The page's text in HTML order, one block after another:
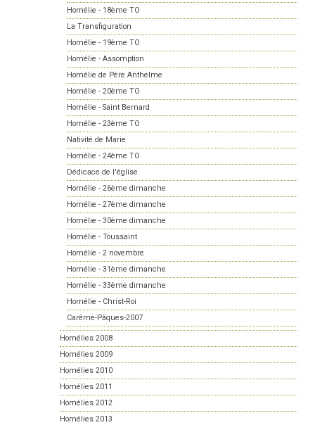
Homélie - 18ème TO
La Transfiguration
Homélie - 19ème TO
Homélie - Assomption
Homélie de Père Anthelme
Homélie - 20ème TO
Homélie - Saint Bernard
Homélie - 23ème TO
Nativité de Marie
Homélie - 24ème TO
Dédicace de l'église
Homélie - 26ème dimanche
Homélie - 27ème dimanche
Homélie - 30ème dimanche
Homélie - Toussaint
Homélie - 2 novembre
Homélie - 31ème dimanche
Homélie - 33ème dimanche
Homélie - Christ-Roi
Carême-Pâques-2007
Homélies 2008
Homélies 2009
Homélies 2010
Homélies 2011
Homélies 2012
Homélies 2013